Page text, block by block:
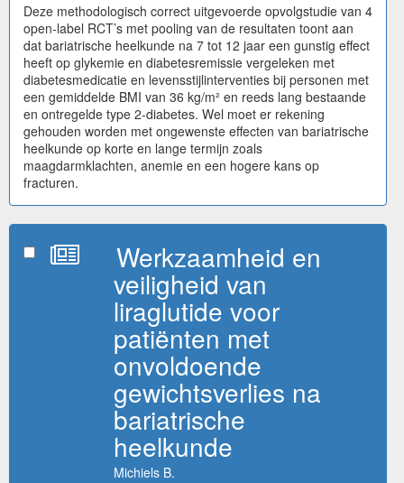
Deze methodologisch correct uitgevoerde opvolgstudie van 4
open-label RCT’s met pooling van de resultaten toont aan
dat bariatrische heelkunde na 7 tot 12 jaar een gunstig effect
heeft op glykemie en diabetesremissie vergeleken met
diabetesmedicatie en levensstijlinterventies bij personen met
een gemiddelde BMI van 36 kg/m² en reeds lang bestaande
en ontregelde type 2-diabetes. Wel moet er rekening
gehouden worden met ongewenste effecten van bariatrische
heelkunde op korte en lange termijn zoals
maagdarmklachten, anemie en een hogere kans op
fracturen.
Werkzaamheid en
veiligheid van
liraglutide voor
patiënten met
onvoldoende
gewichtsverlies na
bariatrische
heelkunde
Michiels B.